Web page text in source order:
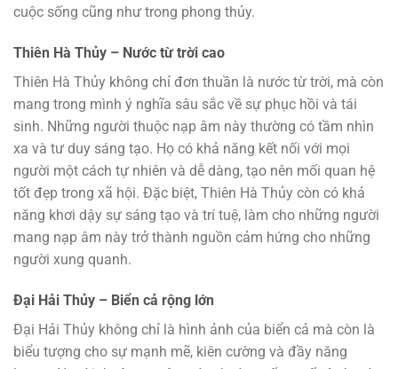
cuộc sống cũng như trong phong thủy.
Thiên Hà Thủy – Nước từ trời cao
Thiên Hà Thủy không chỉ đơn thuần là nước từ trời, mà còn
mang trong mình ý nghĩa sâu sắc về sự phục hồi và tái
sinh. Những người thuộc nạp âm này thường có tầm nhìn
xa và tư duy sáng tạo. Họ có khả năng kết nối với mọi
người một cách tự nhiên và dễ dàng, tạo nên mối quan hệ
tốt đẹp trong xã hội. Đặc biệt, Thiên Hà Thủy còn có khả
năng khơi dậy sự sáng tạo và trí tuệ, làm cho những người
mang nạp âm này trở thành nguồn cảm hứng cho những
người xung quanh.
Đại Hải Thủy – Biển cả rộng lớn
Đại Hải Thủy không chỉ là hình ảnh của biển cả mà còn là
biểu tượng cho sự mạnh mẽ, kiên cường và đầy năng